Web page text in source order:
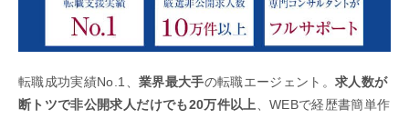
転職成功実績No.1、 業界最大手の転職エージェント。求人数が
断トツで非公開求人だけでも20万件以上、WEBで経歴書簡単作